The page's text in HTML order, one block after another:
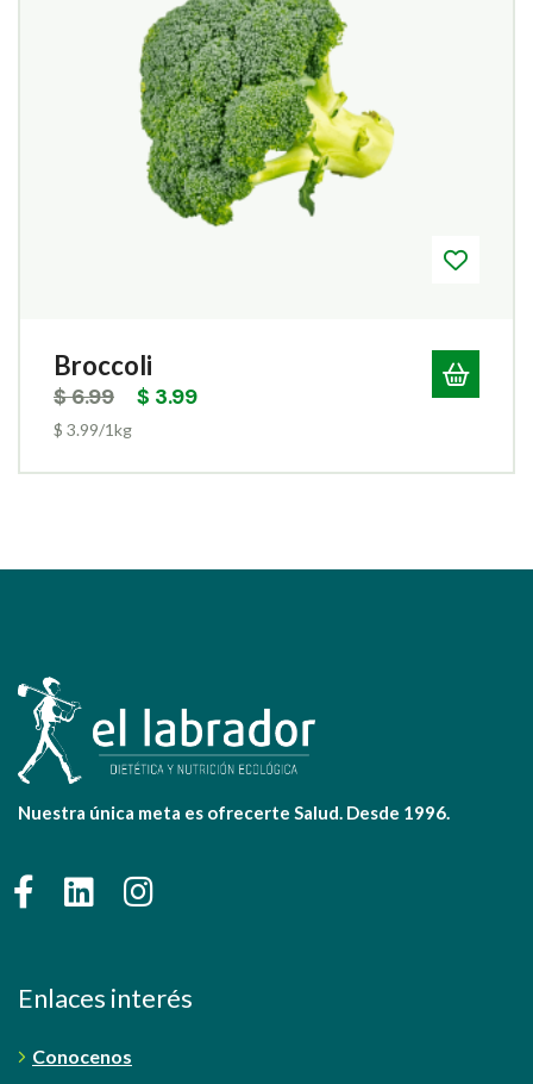
Broccoli
$6.99 $ 3.99
$ 3.99/1kg
Nuestra única meta es ofrecerte Salud. Desde 1996.
Enlaces interés
Conocenos